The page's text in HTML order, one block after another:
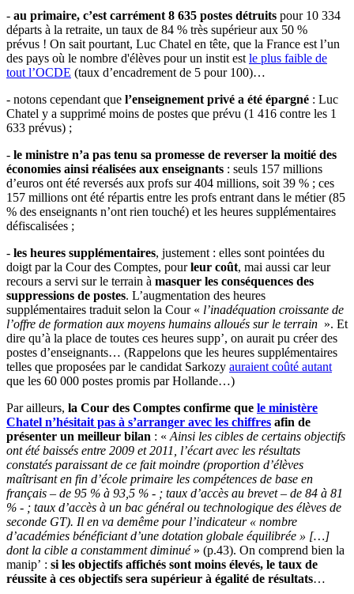
- au primaire, c’est carrément 8 635 postes détruits pour 10 334
départs à la retraite, un taux de 84 % très supérieur aux 50 %
prévus ! On sait pourtant, Luc Chatel en tête, que la France est l’un
des pays où le nombre d'élèves pour un instit est le plus faible de
tout l’OCDE (taux d’encadrement de 5 pour 100)…
- notons cependant que l’enseignement privé a été épargné : Luc
Chatel y a supprimé moins de postes que prévu (1 416 contre les 1
633 prévus) ;
- le ministre n’a pas tenu sa promesse de reverser la moitié des
économies ainsi réalisées aux enseignants : seuls 157 millions
d’euros ont été reversés aux profs sur 404 millions, soit 39 % ; ces
157 millions ont été répartis entre les profs entrant dans le métier (85
% des enseignants n’ont rien touché) et les heures supplémentaires
défiscalisées ;
- les heures supplémentaires, justement : elles sont pointées du
doigt par la Cour des Comptes, pourleur coût, mai aussi car leur
recours a servi sur le terrain à masquer les conséquences des
suppressions de postes. L’augmentation des heures
supplémentaires traduit selon la Cour « l’inadéquation croissante de
l’offre de formation aux moyens humains alloués sur le terrain ». Et
dire qu’à la place de toutes ces heures supp’, on aurait pu créer des
postes d’enseignants… (Rappelons que les heures supplémentaires
telles que proposées par le candidat Sarkozy auraient coûté autant
que les 60 000 postes promis par Hollande…)
Par ailleurs, la Cour des Comptes confirme que le ministère
Chatel n’hésitait pas à s’arranger avec les chiffres afin de
présenter un meilleur bilan : « Ainsi les cibles de certains objectifs
ont été baissés entre 2009 et 2011, l’écart avec les résultats
constatés paraissant de ce fait moindre (proportion d’élèves
maîtrisant en fin d’école primaire les compétences de base en
français – de 95 % à 93,5 % - ; taux d’accès au brevet – de 84 à 81
% - ; taux d’accès à un bac général ou technologique des élèves de
seconde GT). Il en va demême pour l’indicateur « nombre
d’académies bénéficiant d’une dotation globale équilibrée » […]
dont la cible a constamment diminué» (p.43). On comprend bien la
manip’ : si les objectifs affichés sont moins élevés, le taux de
réussite à ces objectifs sera supérieur à égalité de résultats…